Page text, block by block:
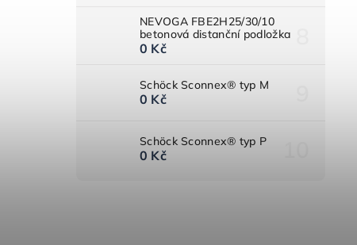
NEVOGA FBE2H25/30/10
betonová distanční podložka
0 Kč
Schöck Sconnex® typ M
0 Kč
Schöck Sconnex® typ P
0 Kč